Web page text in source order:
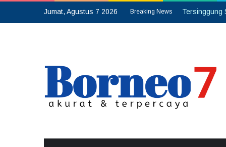
Jumat, Agustus 7 2026 Breaking News